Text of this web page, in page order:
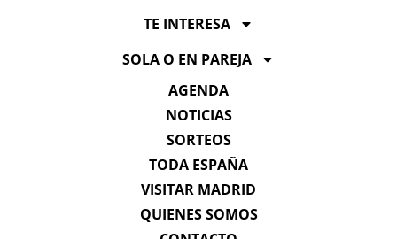
TE INTERESA
SOLA O EN PAREJA
AGENDA
NOTICIAS
SORTEOS
TODA ESPAÑA
VISITAR MADRID
QUIENES SOMOS